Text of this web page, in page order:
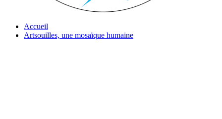
Accueil
Artsouilles, une mosaïque humaine